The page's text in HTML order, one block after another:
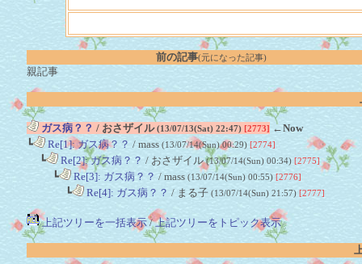
前の記事(元になった記事)
親記事
ガス病？？ / おさザイル(13/07/13(Sat) 22:47) [2773] ←Now
┗
Re[1]: ガス病？？ / mass (13/07/14(Sun) 00:29) [2774]
┗ Re[2]: ガス病？？ / おさザイル(13/07/14(Sun) 00:34) [2775]
┗ Re[3]: ガス病？？ / mass (13/07/14(Sun) 00:55) [2776]
┗ Re[4]: ガス病？？ / まる子 (13/07/14(Sun) 21:57) [2777]
上記ツリーを一括表示/上記ツリーをトピック表示